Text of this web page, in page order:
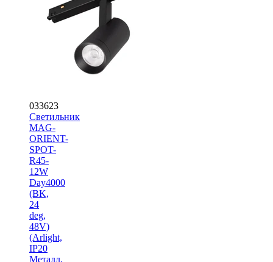
033623
Светильник
MAG-
ORIENT-
SPOT-
R45-
12W
Day4000
(BK,
24
deg,
48V)
(Arlight,
IP20
Металл,